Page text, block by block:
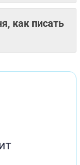
как писать